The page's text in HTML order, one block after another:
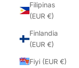
Filipinas
(EUR €)
Finlandia
(EUR €)
Fiyi (EUR €)